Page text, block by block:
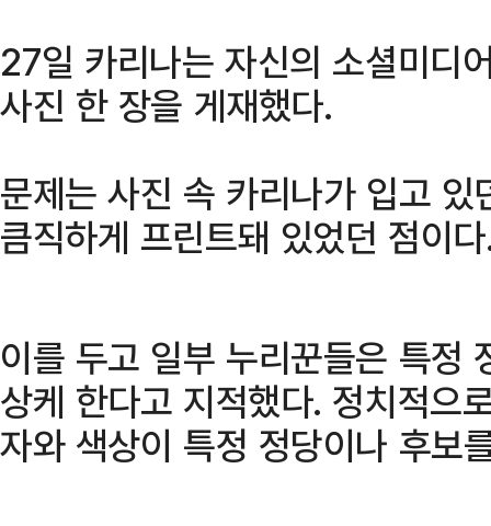
27일 카리나는 자신의 소셜미디
사진 한 장을 게재했다.
문제는 사진 속 카리나가 입고 있
큼직하게 프린트돼 있었던 점이
이를 두고 일부 누리꾼들은 특정
상케 한다고 지적했다. 정치적으
자와 색상이 특정 정당이나 후보